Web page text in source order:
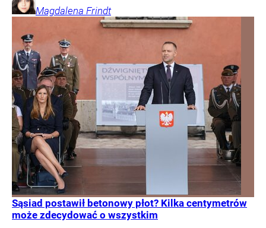
Magdalena Frindt
Sąsiad postawił betonowy płot? Kilka centymetrów
może zdecydować o wszystkim